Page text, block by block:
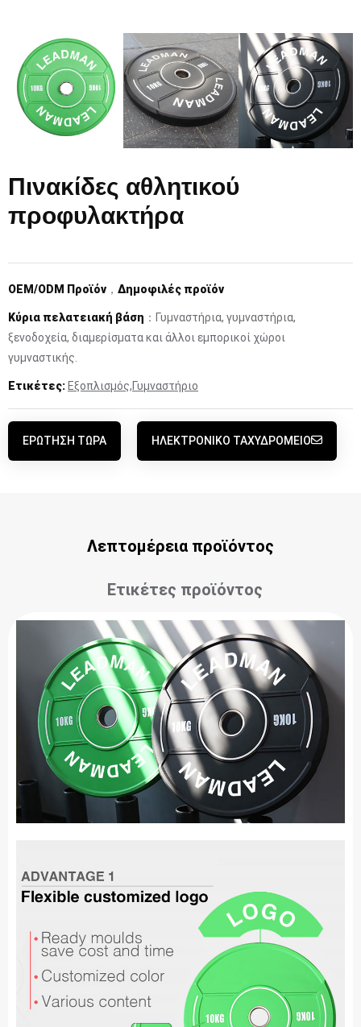
Πινακίδες αθλητικού
προφυλακτήρα
OEM/ODM Προϊόν ， Δημοφιλές προϊόν
Κύρια πελατειακή βάση ：Γυμναστήρια, γυμναστήρια,
ξενοδοχεία, διαμερίσματα και άλλοι εμπορικοί χώροι
γυμναστικής.
Ετικέτες: Εξοπλισμός,Γυμναστήριο
ΕΡΏΤΗΣΗ ΤΏΡΑ ΗΛΕΚΤΡΟΝΙΚΌ ΤΑΧΥΔΡΟΜΕΊΟ
Λεπτομέρεια προϊόντος
Ετικέτες προϊόντος